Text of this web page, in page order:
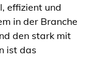
effizient und
in der Branche
den stark mit
ist das